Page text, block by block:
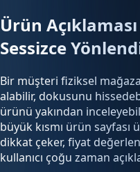
Ürün Açıklaması
Sessizce
Bir müşteri fiziksel
alabilir, dokusunu
ürünü yakından
büyük kısmı ürün sayfası
dikkat çeker, fiyat
kullanıcı çoğu zaman